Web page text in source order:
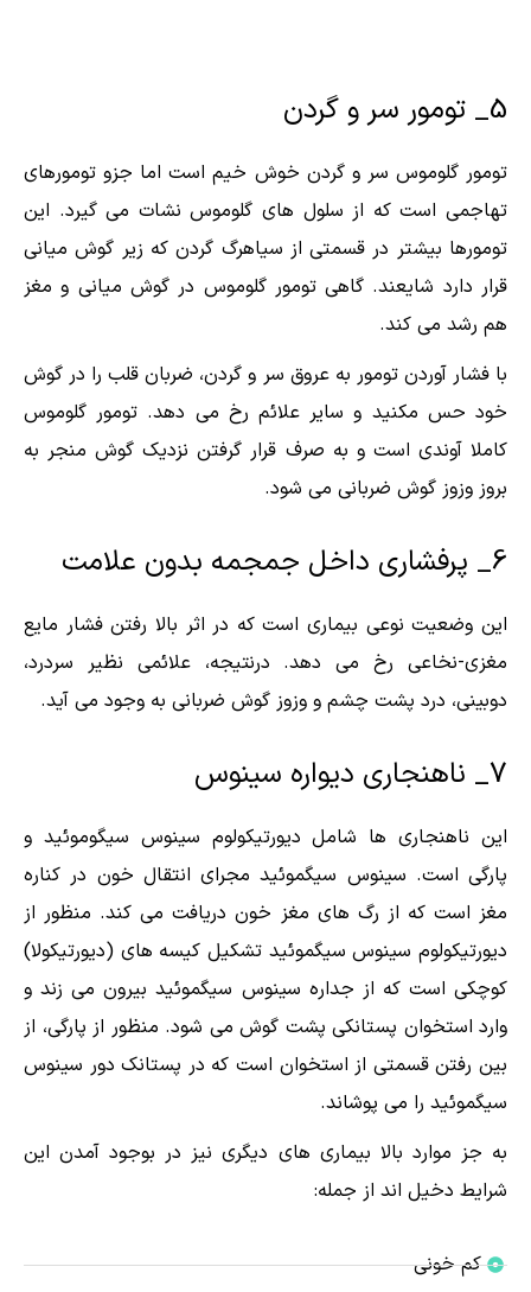
5_ تومور سر و گردن
تومور گلوموس سر و گردن خوش خیم است اما جزو تومورهای
تهاجمی است که از سلول های گلوموس نشات می گیرد. این
تومورها بیشتر در قسمتی از سیاهرگ گردن که زیر گوش میانی
قرار دارد شایعند. گاهی تومور گلوموس در گوش میانی و مغز
هم رشد می کند.
با فشار آوردن تومور به عروق سر و گردن، ضربان قلب را در گوش
خود حس مکنید و سایر علائم رخ می دهد. تومور گلوموس
کاملا آوندی است و به صرف قرار گرفتن نزدیک گوش منجر به
بروز وزوز گوش ضربانی می شود.
6_ پرفشاری داخل جمجمه بدون علامت
این وضعیت نوعی بیماری است که در اثر بالا رفتن فشار مایع
مغزی-نخاعی رخ می دهد. درنتیجه، علائمی نظیر سردرد،
دوبینی، درد پشت چشم و وزوز گوش ضربانی به وجود می آید.
7_ ناهنجاری دیواره سینوس
این ناهنجاری ها شامل دیورتیکولوم سینوس سیگوموئید و
پارگی است. سینوس سیگموئید مجرای انتقال خون در کناره
مغز است که از رگ های مغز خون دریافت می کند. منظور از
دیورتیکولوم سینوس سیگموئید تشکیل کیسه های (دیورتیکولا)
کوچکی است که از جداره سینوس سیگموئید بیرون می زند و
وارد استخوان پستانکی پشت گوش می شود. منظور از پارگی، از
بین رفتن قسمتی از استخوان است که در پستانک دور سینوس
سیگموئید را می پوشاند.
به جز موارد بالا بیماری های دیگری نیز در بوجود آمدن این
شرایط دخیل اند از جمله:
کم خونی